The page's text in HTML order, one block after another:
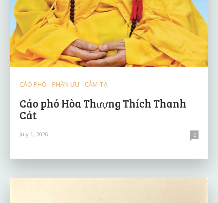
CÁO PHÓ - PHÂN ƯU - CẢM TẠ
Cáo phó Hòa Thượng Thích Thanh
Cát
July 1, 2026 0